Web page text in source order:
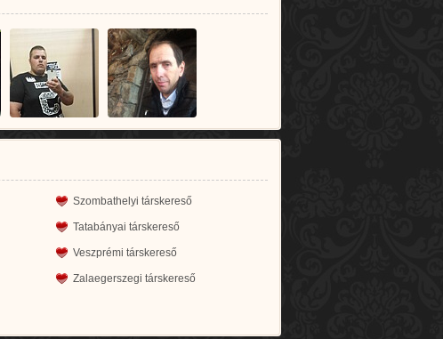
Szombathelyi társkereső
Tatabányai társkereső
Veszprémi társkereső
Zalaegerszegi társkereső